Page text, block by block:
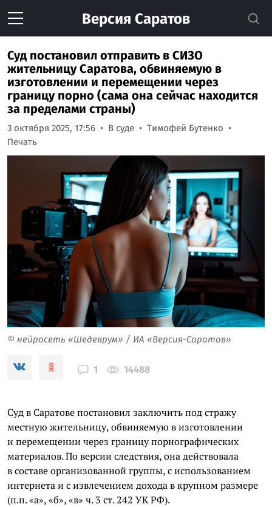
Версия Саратов
Суд постановил отправить в СИЗО
жительницу Саратова, обвиняемую в
изготовлении и перемещении через
границу порно (сама она сейчас находится
за пределами страны)
3 октября 2025, 17:56 В суде
Тимофей Бутенко
Печать
© нейросеть «Шедеврум» / ИА «Версия-Саратов»
1 14488
Суд в Саратове постановил заключить под стражу
местную жительницу, обвиняемую в изготовлении
и перемещении через границу порнографических
материалов. По версии следствия, она действовала
в составе организованной группы, с использованием
интернета и с извлечением дохода в крупном размере
(п.п. «а», «б», «в» ч. 3 ст. 242 УК РФ).